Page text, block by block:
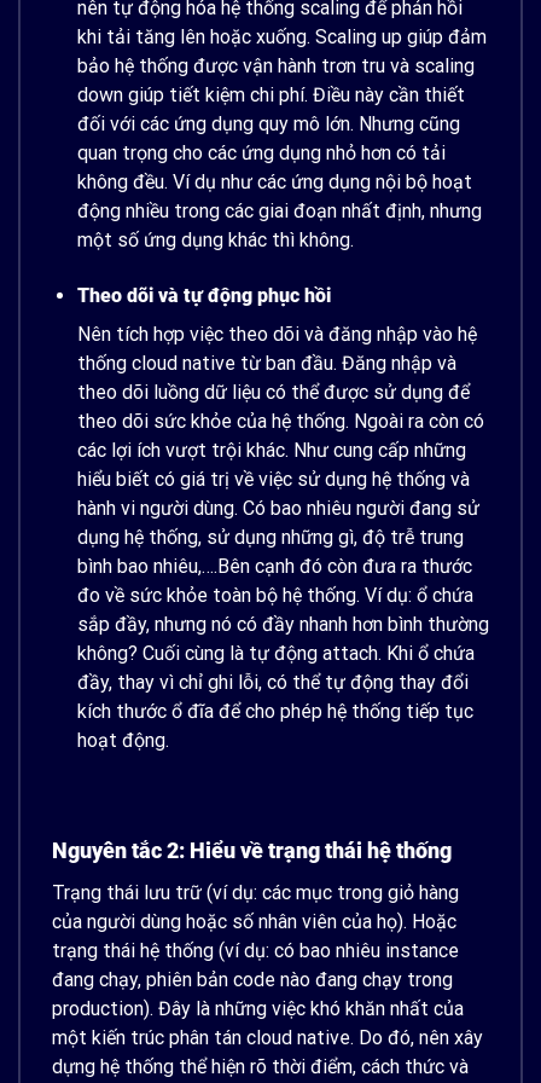
nên tự động hóa hệ thống scaling để phản hồi
khi tải tăng lên hoặc xuống. Scaling up giúp đảm
bảo hệ thống được vận hành trơn tru và scaling
down giúp tiết kiệm chi phí. Điều này cần thiết
đối với các ứng dụng quy mô lớn. Nhưng cũng
quan trọng cho các ứng dụng nhỏ hơn có tải
không đều. Ví dụ như các ứng dụng nội bộ hoạt
động nhiều trong các giai đoạn nhất định, nhưng
một số ứng dụng khác thì không.
Theo dõi và tự động phục hồi
Nên tích hợp việc theo dõi và đăng nhập vào hệ
thống cloud native từ ban đầu. Đăng nhập và
theo dõi luồng dữ liệu có thể được sử dụng để
theo dõi sức khỏe của hệ thống. Ngoài ra còn có
các lợi ích vượt trội khác. Như cung cấp những
hiểu biết có giá trị về việc sử dụng hệ thống và
hành vi người dùng. Có bao nhiêu người đang sử
dụng hệ thống, sử dụng những gì, độ trễ trung
bình bao nhiêu,….Bên cạnh đó còn đưa ra thước
đo về sức khỏe toàn bộ hệ thống. Ví dụ: ổ chứa
sắp đầy, nhưng nó có đầy nhanh hơn bình thường
không? Cuối cùng là tự động attach. Khi ổ chứa
đầy, thay vì chỉ ghi lỗi, có thể tự động thay đổi
kích thước ổ đĩa để cho phép hệ thống tiếp tục
hoạt động.
Nguyên tắc 2: Hiểu về trạng thái hệ thống
Trạng thái lưu trữ (ví dụ: các mục trong giỏ hàng
của người dùng hoặc số nhân viên của họ). Hoặc
trạng thái hệ thống (ví dụ: có bao nhiêu instance
đang chạy, phiên bản code nào đang chạy trong
production). Đây là những việc khó khăn nhất của
một kiến ​​trúc phân tán cloud native. Do đó, nên xây
dựng hệ thống thể hiện rõ thời điểm, cách thức và